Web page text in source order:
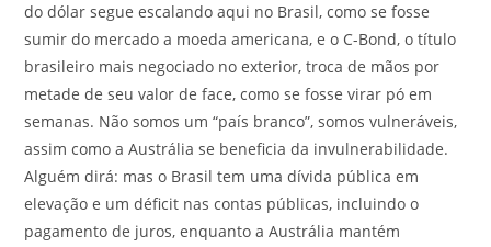
do dólar segue escalando aqui no Brasil, como se fosse
sumir do mercado a moeda americana, e o C-Bond, o título
brasileiro mais negociado no exterior, troca de mãos por
metade de seu valor de face, como se fosse virar pó em
semanas. Não somos um “país branco”, somos vulneráveis,
assim como a Austrália se beneficia da invulnerabilidade.
Alguém dirá: mas o Brasil tem uma dívida pública em
elevação e um déficit nas contas públicas, incluindo o
pagamento de juros, enquanto a Austrália mantém